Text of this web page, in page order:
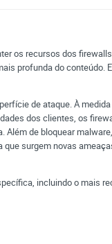
os recursos dos
profunda do conteúdo.
de ataque. À
dos clientes, os
de bloquear
surgem novas
incluindo o mais